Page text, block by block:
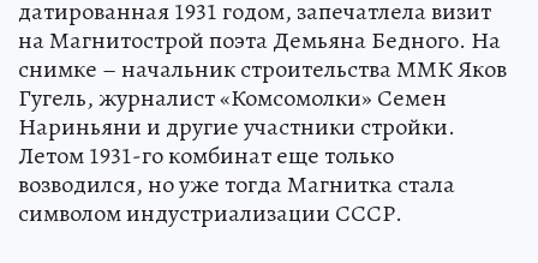
датированная 1931 годом, запечатлела визит
на Магнитострой поэта Демьяна Бедного. На
снимке – начальник строительства ММК Яков
Гугель, журналист «Комсомолки» Семен
Нариньяни и другие участники стройки.
Летом 1931-го комбинат еще только
возводился, но уже тогда Магнитка стала
символом индустриализации СССР.